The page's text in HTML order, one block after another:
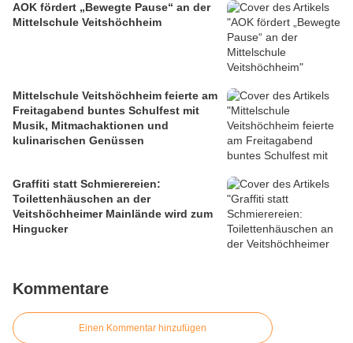
AOK fördert „Bewegte Pause“ an der
Mittelschule Veitshöchheim
Mittelschule Veitshöchheim feierte am
Freitagabend buntes Schulfest mit
Musik, Mitmachaktionen und
kulinarischen Genüssen
Graffiti statt Schmierereien:
Toilettenhäuschen an der
Veitshöchheimer Mainlände wird zum
Hingucker
Kommentare
Einen Kommentar hinzufügen